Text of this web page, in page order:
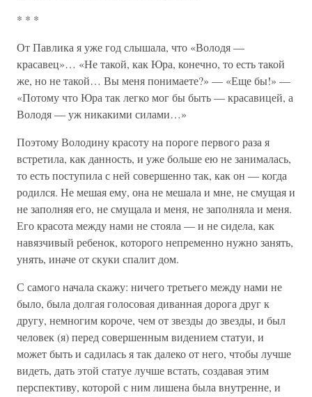
* * *
От Павлика я уже год слышала, что «Володя —
красавец»… «Не такой, как Юра, конечно, то есть такой
же, но не такой… Вы меня понимаете?» — «Еще бы!» —
«Потому что Юра так легко мог бы быть — красавицей, а
Володя — уж никакими силами…»
Поэтому Володину красоту на пороге первого раза я
встретила, как данность, и уже больше ею не занималась,
то есть поступила с ней совершенно так, как он — когда
родился. Не мешая ему, она не мешала и мне, не смущая и
не заполняя его, не смущала и меня, не заполняла и меня.
Его красота между нами не стояла — и не сидела, как
навязчивый ребенок, которого непременно нужно занять,
унять, иначе от скуки спалит дом.
С самого начала скажу: ничего третьего между нами не
было, была долгая голосовая диванная дорога друг к
другу, немногим короче, чем от звезды до звезды, и был
человек (я) перед совершенным видением статуи, и
может быть и садилась я так далеко от него, чтобы лучше
видеть, дать этой статуе лучше встать, создавая этим
перспективу, которой с ним лишена была внутренне, и